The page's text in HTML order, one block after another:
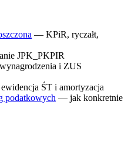
— KPiR, ryczałt,
JPK_PKPIR
i ZUS
ŚT i amortyzacja
podatkowych — jak konkretnie